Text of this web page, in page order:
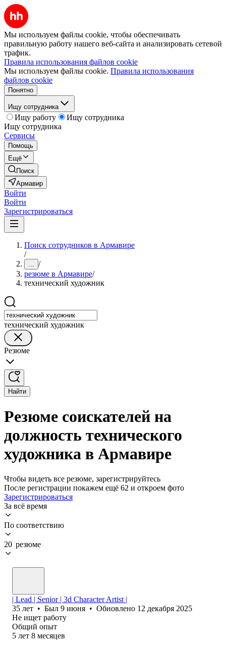
Мы используем файлы cookie, чтобы обеспечивать
правильную работу нашего веб-сайта и анализировать сетевой
трафик.
Правила использования файлов cookie
Мы используем файлы cookie. Правила использования
файлов cookie
Понятно
Ищу сотрудника
Ищу работу
Ищу сотрудника
Ищу сотрудника
Сервисы
Помощь
Ещё
Поиск
Армавир
Войти
Войти
Зарегистрироваться
Поиск сотрудников в Армавире
/
... /
резюме в Армавире/
технический художник
технический художник
Резюме
Найти
Резюме соискателей на
должность технического
художника в Армавире
Чтобы видеть все резюме, зарегистрируйтесь
После регистрации покажем ещё 62 и откроем фото
Зарегистрироваться
За всё время
По соответствию
20 резюме
| Lead | Senior | 3d Character Artist |
35 лет • Был 9 июня • Обновлено 12 декабря 2025
Не ищет работу
Общий опыт
5 лет 8 месяцев